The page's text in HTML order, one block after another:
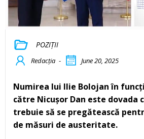
POZIȚII
Redacția - June 20, 2025
Numirea lui Ilie Bolojan în
către Nicușor Dan este dovada
trebuie să se pregătească
de măsuri de austeritate.